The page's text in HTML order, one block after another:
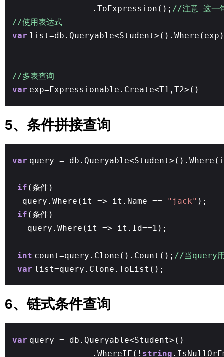
.ToExpression(); //注意 这一
//使用表达式
var
//多表查询
var exp=Expressionable.Create<T1,T2>()
5、条件拼接查询
var query =
if (条件)
query.Where(it => it.Name ==
"jack" );
if (条件)
query.Where(it => it.Id==1);
int count=query.Clone().Count(); //当query用
var list=query.Clone.ToList();
6、链式条件查询
var query = db.Queryable<Student>()
.WhereIF(! string